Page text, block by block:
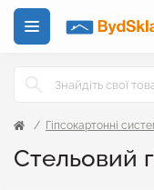
Гіпсокартонні
Стельовий